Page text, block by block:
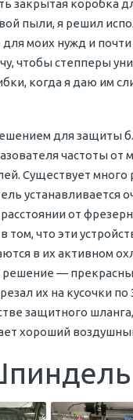
закрытая коробка
пыли, я решил
для моих нужд и
чтобы степперы
когда я даю им
для защиты
частоты от
Существует много
устанавливается
от
том, что эти
в их активном
—
их на кусочки по
защитного
хороший